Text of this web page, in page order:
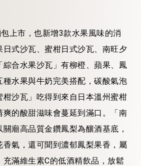
上市，也新增3款水果風味的消
式沙瓦、蜜柑日式沙瓦、南旺夕
合水果沙瓦」有柳橙、蘋果、鳳
水果與牛奶完美搭配，碳酸氣泡
柑沙瓦」吃得到來自日本溫州蜜柑
的酸甜滋味會蔓延到滿口。「南
廟高品質金鑽鳳梨為釀酒基底，
氣，還可聞到濃郁鳳梨果香，屬
滿維生素C的低酒精飲品，放鬆